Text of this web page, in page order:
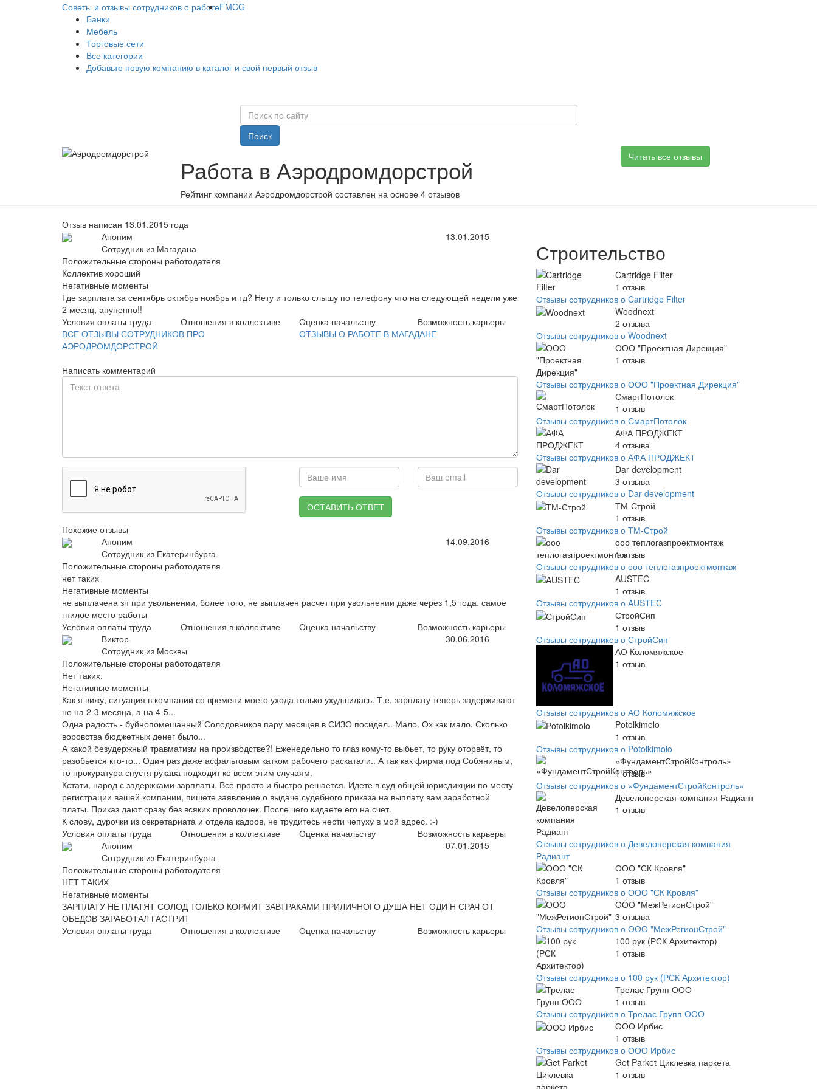
Советы и отзывы сотрудников о работеFMCG
Банки
Мебель
Торговые сети
Все категории
Добавьте новую компанию в каталог и свой первый отзыв
Поиск
Работа в Аэродромдорстрой
Рейтинг компании Аэродромдорстрой составлен на основе 4 отзывов
Читать все отзывы
Отзыв написан 13.01.2015 года
Аноним
Сотрудник из Магадана
13.01.2015
Положительные стороны работодателя
Коллектив хороший
Негативные моменты
Где зарплата за сентябрь октябрь ноябрь и тд? Нету и только слышу по телефону что на следующей недели уже
2 месяц, апупенно!!
Условия оплаты труда
Отношения в коллективе Оценка начальству
Возможность карьеры
ВСЕ ОТЗЫВЫ СОТРУДНИКОВ ПРО
АЭРОДРОМДОРСТРОЙ
ОТЗЫВЫ О РАБОТЕ В МАГАДАНЕ
Написать комментарий
ОСТАВИТЬ ОТВЕТ
Похожие отзывы
Аноним
Сотрудник из Екатеринбурга
14.09.2016
Положительные стороны работодателя
нет таких
Негативные моменты
не выплачена зп при увольнении, более того, не выплачен расчет при увольнении даже через 1,5 года. самое
гнилое место работы
Условия оплаты труда
Отношения в коллективе Оценка начальству
Возможность карьеры
Виктор
Сотрудник из Москвы
30.06.2016
Положительные стороны работодателя
Нет таких.
Негативные моменты
Как я вижу, ситуация в компании со времени моего ухода только ухудшилась. Т.е. зарплату теперь задерживают
не на 2-3 месяца, а на 4-5...
Одна радость - буйнопомешанный Солодовников пару месяцев в СИЗО посидел.. Мало. Ох как мало. Сколько
воровства бюджетных денег было...
А какой безудержный травматизм на производстве?! Еженедельно то глаз кому-то выбьет, то руку оторвёт, то
разобьется кто-то... Один раз даже асфальтовым катком рабочего раскатали.. А так как фирма под Собяниным,
то прокуратура спустя рукава подходит ко всем этим случаям.
Кстати, народ с задержками зарплаты. Всё просто и быстро решается. Идете в суд общей юрисдикции по месту
регистрации вашей компании, пишете заявление о выдаче судебного приказа на выплату вам заработной
платы. Приказ дают сразу без всяких проволочек. После чего кидаете его на счет.
К слову, дурочки из секретариата и отдела кадров, не трудитесь нести чепуху в мой адрес. :-)
Условия оплаты труда
Отношения в коллективе Оценка начальству
Возможность карьеры
Аноним
Сотрудник из Екатеринбурга
07.01.2015
Положительные стороны работодателя
НЕТ ТАКИХ
Негативные моменты
ЗАРПЛАТУ НЕ ПЛАТЯТ СОЛОД ТОЛЬКО КОРМИТ ЗАВТРАКАМИ ПРИЛИЧНОГО ДУША НЕТ ОДИ Н СРАЧ ОТ
ОБЕДОВ ЗАРАБОТАЛ ГАСТРИТ
Условия оплаты труда
Отношения в коллективе Оценка начальству Возможность карьеры
Строительство
Cartridge Filter
1 отзыв
Отзывы сотрудников о Cartridge Filter
Woodnext
2 отзыва
Отзывы сотрудников о Woodnext
ООО "Проектная Дирекция"
1 отзыв
Отзывы сотрудников о ООО "Проектная Дирекция"
СмартПотолок
1 отзыв
Отзывы сотрудников о СмартПотолок
АФА ПРОДЖЕКТ
4 отзыва
Отзывы сотрудников о АФА ПРОДЖЕКТ
Dar development
3 отзыва
Отзывы сотрудников о Dar development
ТМ-Строй
1 отзыв
Отзывы сотрудников о ТМ-Строй
ооо теплогазпроектмонтаж
1отзыв
Отзывы сотрудников о ооо теплогазпроектмонтаж
AUSTEC
1 отзыв
Отзывы сотрудников о AUSTEC
СтройСип
1 отзыв
Отзывы сотрудников о СтройСип
АО Коломяжское
1 отзыв
Отзывы сотрудников о АО Коломяжское
Potolkimolo
1 отзыв
Отзывы сотрудников о Potolkimolo
«ФундаментСтройКонтроль»
1отзыв
Отзывы сотрудников о «ФундаментСтройКонтроль»
Девелоперская компания Радиант
1 отзыв
Отзывы сотрудников о Девелоперская компания
Радиант
ООО "СК Кровля"
1 отзыв
Отзывы сотрудников о ООО "СК Кровля"
ООО "МежРегионСтрой"
3 отзыва
Отзывы сотрудников о ООО "МежРегионСтрой"
100 рук (РСК Архитектор)
1 отзыв
Отзывы сотрудников о 100 рук (РСК Архитектор)
Трелас Групп ООО
1 отзыв
Отзывы сотрудников о Трелас Групп ООО
ООО Ирбис
1 отзыв
Отзывы сотрудников о ООО Ирбис
Get Parket Циклевка паркета
1 отзыв